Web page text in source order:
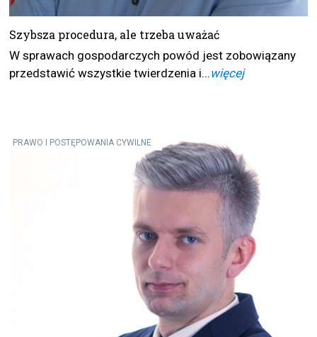
Szybsza procedura, ale trzeba uważać
W sprawach gospodarczych powód jest zobowiązany
przedstawić wszystkie twierdzenia i... więcej
PRAWO I POSTĘPOWANIA CYWILNE